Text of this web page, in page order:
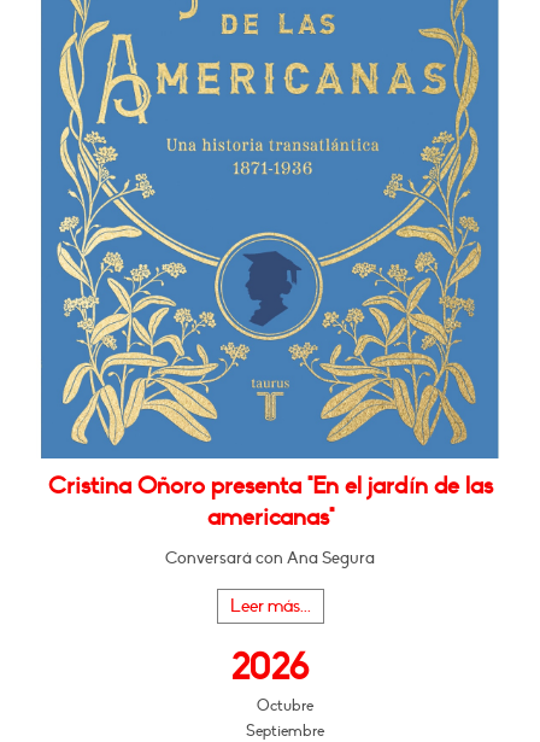
Cristina Oñoro presenta "En el jardín de las
americanas"
Conversará con Ana Segura
Leer más...
2026
Octubre
Septiembre